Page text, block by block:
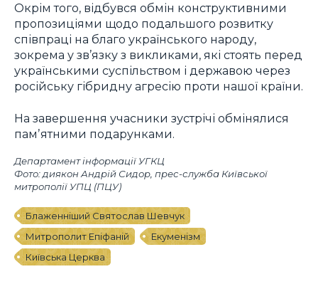
Окрім того, відбувся обмін конструктивними
пропозиціями щодо подальшого розвитку
співпраці на благо українського народу,
зокрема у зв’язку з викликами, які стоять перед
українськими суспільством і державою через
російську гібридну агресію проти нашої країни.
На завершення учасники зустрічі обмінялися
памʼятними подарунками.
Департамент інформації УГКЦ
Фото: диякон Андрій Сидор, прес-служба Київської
митрополії УПЦ (ПЦУ)
Блаженніший Святослав Шевчук
Митрополит Епіфаній
Екуменізм
Київська Церква